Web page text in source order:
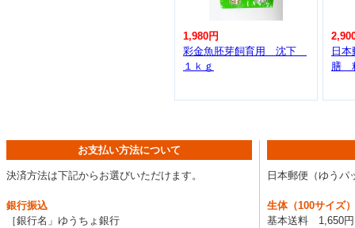
1,980円
彩金魚胚芽飼育用 沈下
１ｋｇ
日
膳
お支払い方法について
決済方法は下記からお選びいただけます。
銀行振込
［銀行名」ゆうちょ銀行
日本郵便（ゆうパ
生体（100サイズ）
基本送料 1,650円